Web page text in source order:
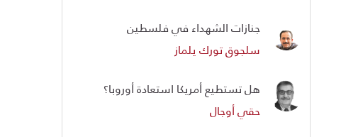
جنازات الشهداء في فلسطين
سلجوق تورك يلماز
هل تستطيع أمريكا استعادة أوروبا؟
حقي أوجال